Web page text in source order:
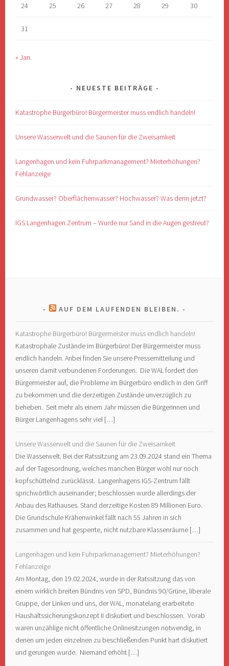
24 25 26 27 28 29 30
31
« Jan.
NEUESTE BEITRÄGE
Katastrophe Bürgerbüro! Bürgermeister muss endlich handeln!
Unsere Wasserwelt und die Saunen für die Zweisamkeit
Langenhagen und kein Fuhrparkmanagement? Mieterhöhungen?
Fehlanzeige
Grundwasser? Oberflächenwasser? Hochwasser? Was denn jetzt?
IGS Langenhagen Zentrum – Wurde nur Sand in die Augen gestreut?
AUF DEM LAUFENDEN BLEIBEN.
Katastrophe Bürgerbüro! Bürgermeister muss endlich handeln!
Katastrophale Zustände im Bürgerbüro! Der Bürgermeister muss
endlich handeln. Anbei finden Sie unsere Pressemitteilung und
unseren damit verbundenen Forderungen. Die WAL fordert den
Bürgermeister auf, die Probleme im Bürgerbüro endlich in den Griff
zu bekommen und die derzeitigen Zustände unverzüglich zu
beheben. Seit mehr als einem Jahr müssen die Bürgerinnen und
Bürger Langenhagens sehr viel […]
Unsere Wasserwelt und die Saunen für die Zweisamkeit
Die Wasserwelt. Bei der Ratssitzung am 23.09.2024 stand ein Thema
auf der Tagesordnung, welches manchen Bürger wohl nur noch
kopfschüttelnd zurücklässt. Langenhagens IGS-Zentrum fällt
sprichwörtlich auseinander; beschlossen wurde allerdings der
Anbau des Rathauses. Stand derzeitige Kosten 89 Millionen Euro.
Die Grundschule Krähenwinkel fällt nach 55 Jahren in sich
zusammen und hat gesperrte, nicht nutzbare Klassenräume […]
Langenhagen und kein Fuhrparkmanagement? Mieterhöhungen?
Fehlanzeige
Am Montag, den 19.02.2024, wurde in der Ratssitzung das von
einem wirklich breiten Bündnis von SPD, Bündnis 90/Grüne, liberale
Gruppe, der Linken und uns, der WAL, monatelang erarbeitete
Haushaltssicherungskonzept II diskutiert und beschlossen. Vorab
waren unzählige nicht öffentliche Onlinesitzungen notwendig, in
denen um jeden einzelnen zu beschließenden Punkt hart diskutiert
und gerungen wurde. Niemand erhöht […]